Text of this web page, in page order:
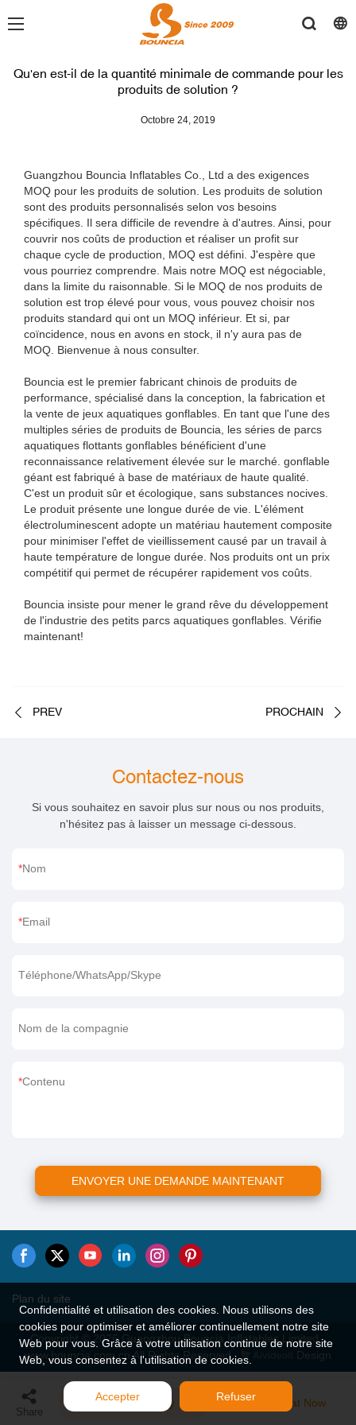
Qu'en est-il de la quantité minimale de commande pour les
produits de solution ?
Octobre 24, 2019
Guangzhou Bouncia Inflatables Co., Ltd a des exigences
MOQ pour les produits de solution. Les produits de solution
sont des produits personnalisés selon vos besoins
spécifiques. Il sera difficile de revendre à d'autres. Ainsi, pour
couvrir nos coûts de production et réaliser un profit sur
chaque cycle de production, MOQ est défini. J'espère que
vous pourriez comprendre. Mais notre MOQ est négociable,
dans la limite du raisonnable. Si le MOQ de nos produits de
solution est trop élevé pour vous, vous pouvez choisir nos
produits standard qui ont un MOQ inférieur. Et si, par
coïncidence, nous en avons en stock, il n'y aura pas de
MOQ. Bienvenue à nous consulter.
Bouncia est le premier fabricant chinois de produits de
performance, spécialisé dans la conception, la fabrication et
la vente de jeux aquatiques gonflables. En tant que l'une des
multiples séries de produits de Bouncia, les séries de parcs
aquatiques flottants gonflables bénéficient d'une
reconnaissance relativement élevée sur le marché. gonflable
géant est fabriqué à base de matériaux de haute qualité.
C'est un produit sûr et écologique, sans substances nocives.
Le produit présente une longue durée de vie. L'élément
électroluminescent adopte un matériau hautement composite
pour minimiser l'effet de vieillissement causé par un travail à
haute température de longue durée. Nos produits ont un prix
compétitif qui permet de récupérer rapidement vos coûts.
Bouncia insiste pour mener le grand rêve du développement
de l'industrie des petits parcs aquatiques gonflables. Vérifie
maintenant!
PREV PROCHAIN
Contactez-nous
Si vous souhaitez en savoir plus sur nous ou nos produits,
n'hésitez pas à laisser un message ci-dessous.
Nom
Email
Téléphone/WhatsApp/Skype
Nom de la compagnie
Contenu
ENVOYER UNE DEMANDE MAINTENANT
Plan du site
Copyright © 2026 Guangzhou Bouncia Inflatables Limited -
www.bouncia.com.cn All Rights Reserved.
Design
Share
Send Inquiry Chat Now
Confidentialité et utilisation des cookies. Nous utilisons des
cookies pour optimiser et améliorer continuellement notre site
Web pour vous. Grâce à votre utilisation continue de notre site
Web, vous consentez à l'utilisation de cookies.
Accepter Refuser